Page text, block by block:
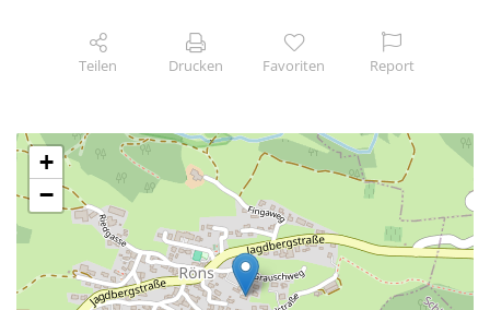
Teilen Drucken Favoriten Report
+
−